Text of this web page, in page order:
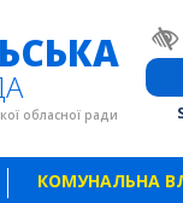
обласної ради
КОМУНАЛЬНА